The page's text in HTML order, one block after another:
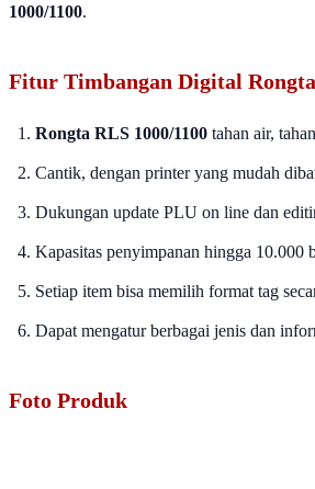
1000/1100.
Fitur Timbangan Digital Rongta
Rongta RLS 1000/1100 tahan air,
Cantik, dengan printer yang mudah
Dukungan update PLU on line dan
Kapasitas penyimpanan hingga 10.000
Setiap item bisa memilih format tag
Dapat mengatur berbagai jenis dan
Foto Produk